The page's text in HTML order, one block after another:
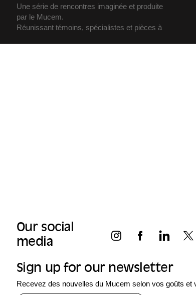
Une série de rencontres imaginée et produite
par le Mucem.
Réunissant témoins, spécialistes et pièces à
Our social
media
Sign up for our newsletter
Recevez des nouvelles du Mucem selon vos goûts et